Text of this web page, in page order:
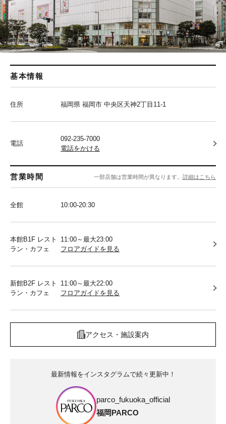
基本情報
住所 福岡県 福岡市 中央区天神2丁目11-1
電話
092-235-7000
電話をかける
営業時間 一部店舗は営業時間が異なります。 詳細はこちら
全館 10:00-20:30
本館B1F レスト
ラン・カフェ
11:00～最大23:00
フロアガイドを見る
新館B2F レスト
ラン・カフェ
11:00～最大22:00
フロアガイドを見る
アクセス・施設案内
最新情報をインスタグラムで続々更新中！
parco_fukuoka_official
福岡PARCO